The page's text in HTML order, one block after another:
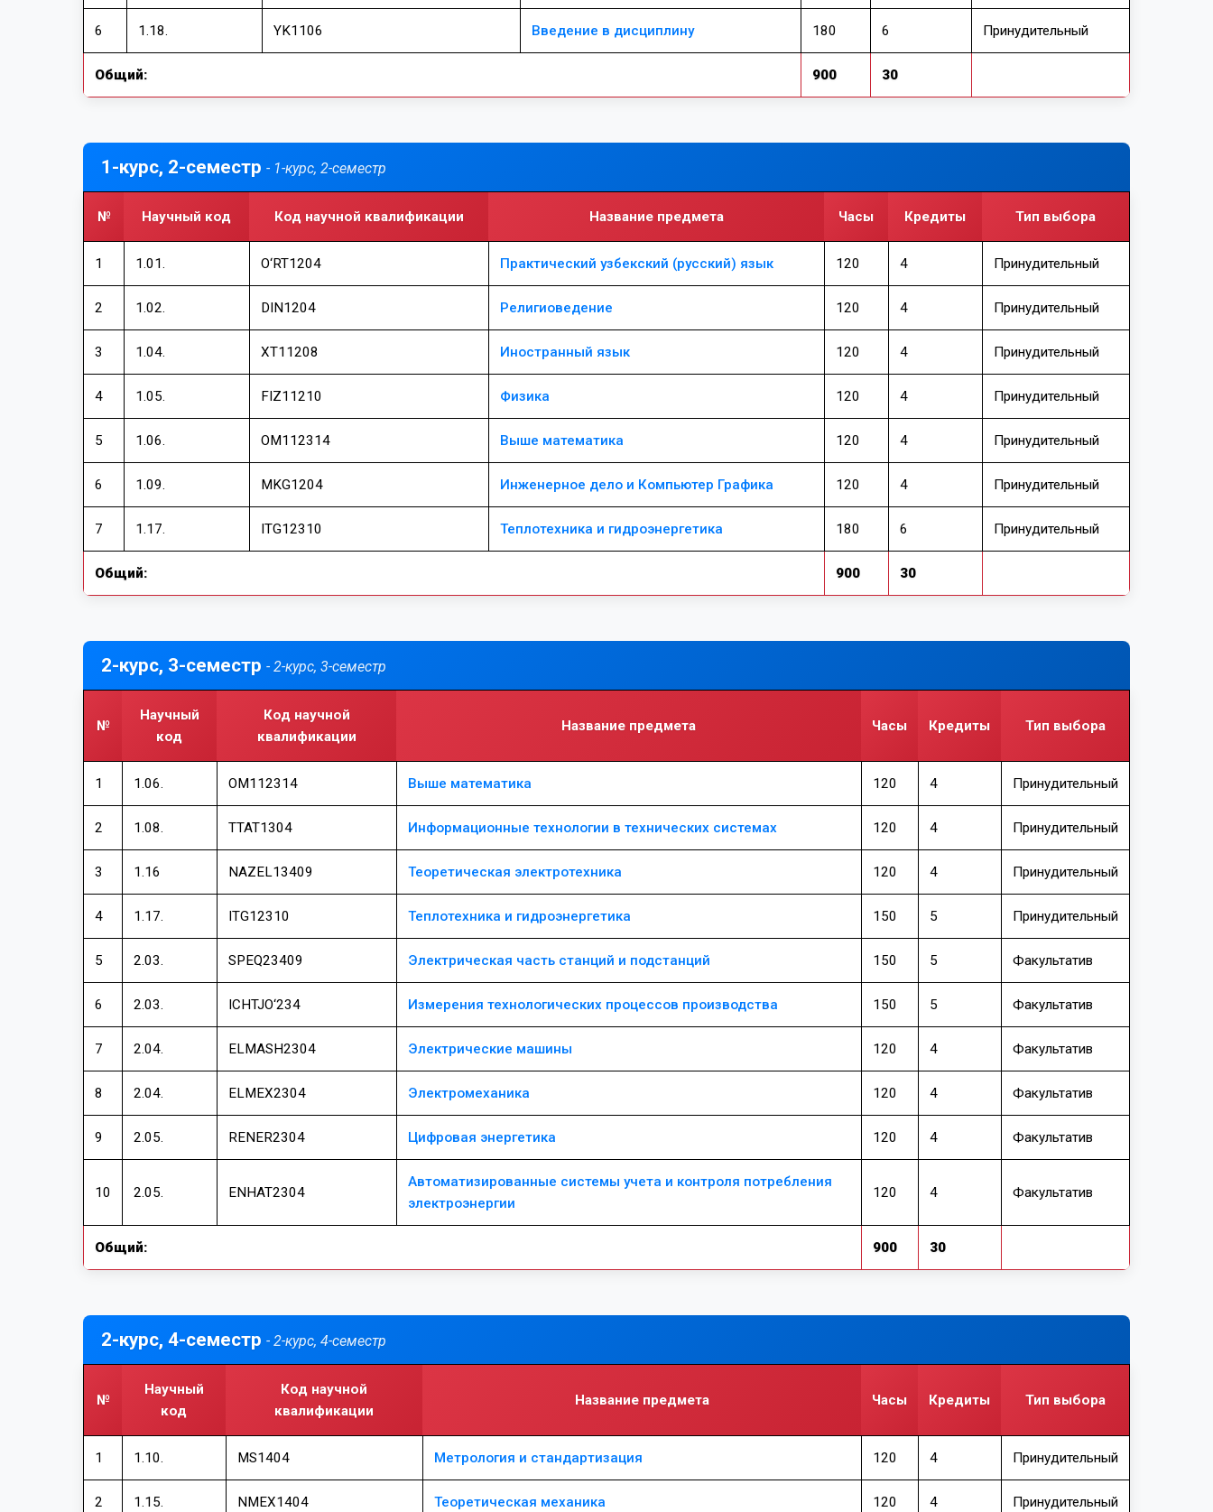
6 1.18. YK1106 Введение в дисциплину 180 6 Принудительный
Общий: 900 30
1-курс, 2-семестр - 1-курс, 2-семестр
№ Научный код Код научной квалификации Название предмета Часы Кредиты Тип выбора
1 1.01. О‘RT1204 Практический узбекский (русский) язык 120 4 Принудительный
2 1.02. DIN1204 Религиоведение 120 4 Принудительный
3 1.04. XT11208 Иностранный язык 120 4 Принудительный
4 1.05. FIZ11210 Физика 120 4 Принудительный
5 1.06. OM112314 Выше математика 120 4 Принудительный
6 1.09. MKG1204 Инженерное дело и Компьютер Графика 120 4 Принудительный
7 1.17. ITG12310 Теплотехника и гидроэнергетика 180 6 Принудительный
Общий: 900 30
2-курс, 3-семестр - 2-курс, 3-семестр
№
Научный
код
Код научной
квалификации
Название предмета Часы Кредиты Тип выбора
1 1.06. OM112314 Выше математика 120 4 Принудительный
2 1.08. TTAT1304 Информационные технологии в технических системах 120 4 Принудительный
3 1.16 NAZEL13409 Теоретическая электротехника 120 4 Принудительный
4 1.17. ITG12310 Теплотехника и гидроэнергетика 150 5 Принудительный
5 2.03. SPEQ23409 Электрическая часть станций и подстанций 150 5 Факультатив
6 2.03. ICHTJO‘234 Измерения технологических процессов производства 150 5 Факультатив
7 2.04. ELMASH2304 Электрические машины 120 4 Факультатив
8 2.04. ELMEX2304 Электромеханика 120 4 Факультатив
9 2.05. RENER2304 Цифровая энергетика 120 4 Факультатив
10 2.05. ENHAT2304
Автоматизированные системы учета и контроля потребления
электроэнергии
120 4 Факультатив
Общий: 900 30
2-курс, 4-семестр - 2-курс, 4-семестр
№
Научный
код
Код научной
квалификации
Название предмета Часы Кредиты Тип выбора
1 1.10. MS1404 Метрология и стандартизация 120 4 Принудительный
2 1.15. NMEX1404 Теоретическая механика 120 4 Принудительный